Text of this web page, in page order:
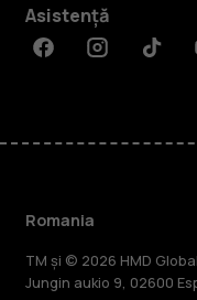
Asistență
FacebookInstagramTiktok
Romania
TM și © 2026 HMD
Jungin aukio 9, 02600